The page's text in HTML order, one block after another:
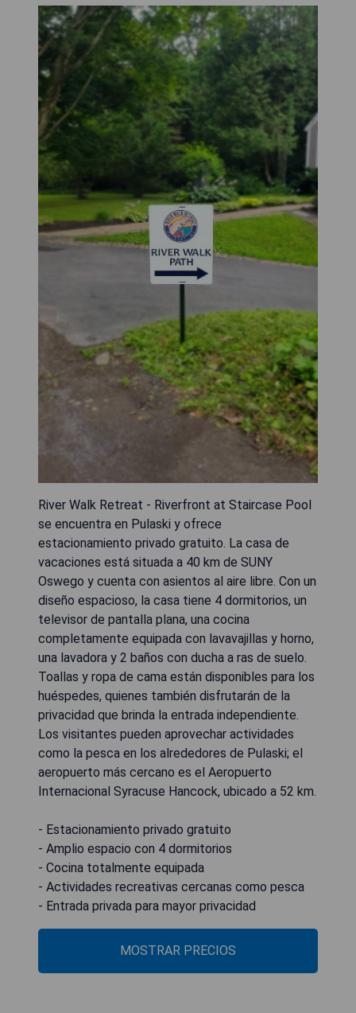
River Walk Retreat - Riverfront at Staircase Pool
se encuentra en Pulaski y ofrece
estacionamiento privado gratuito. La casa de
vacaciones está situada a 40 km de SUNY
Oswego y cuenta con asientos al aire libre. Con un
diseño espacioso, la casa tiene 4 dormitorios, un
televisor de pantalla plana, una cocina
completamente equipada con lavavajillas y horno,
una lavadora y 2 baños con ducha a ras de suelo.
Toallas y ropa de cama están disponibles para los
huéspedes, quienes también disfrutarán de la
privacidad que brinda la entrada independiente.
Los visitantes pueden aprovechar actividades
como la pesca en los alrededores de Pulaski; el
aeropuerto más cercano es el Aeropuerto
Internacional Syracuse Hancock, ubicado a 52 km.
- Estacionamiento privado gratuito
- Amplio espacio con 4 dormitorios
- Cocina totalmente equipada
- Actividades recreativas cercanas como pesca
- Entrada privada para mayor privacidad
MOSTRAR PRECIOS